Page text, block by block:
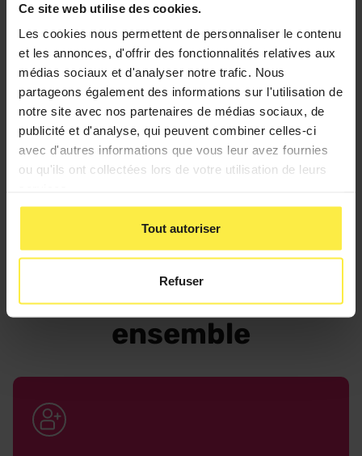
Ce site web utilise des cookies.
Les cookies nous permettent de personnaliser le contenu
et les annonces, d'offrir des fonctionnalités relatives aux
médias sociaux et d'analyser notre trafic. Nous
partageons également des informations sur l'utilisation de
notre site avec nos partenaires de médias sociaux, de
publicité et d'analyse, qui peuvent combiner celles-ci
avec d'autres informations que vous leur avez fournies
ou qu'ils ont collectées lors de votre utilisation de leurs
Tout autoriser
Refuser
Technicien de
maintenance
Rôle essentiel dans l'industrie, il assure le bon
l'entreprise, diagnostique les pannes qui
Commençons
ensemble